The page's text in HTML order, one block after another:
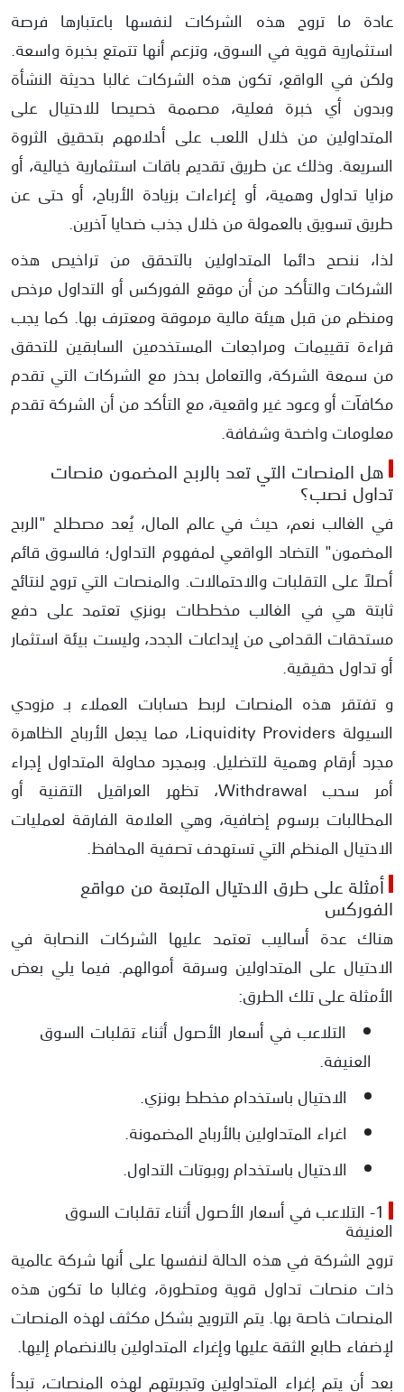
عادة ما تروج هذه الشركات لنفسها باعتبارها فرصة
استثمارية قوية في السوق، وتزعم أنها تتمتع بخبرة واسعة.
ولكن في الواقع، تكون هذه الشركات غالبا حديثة النشأة
وبدون أي خبرة فعلية، مصممة خصيصا للاحتيال على
المتداولين من خلال اللعب على أحلامهم بتحقيق الثروة
السريعة. وذلك عن طريق تقديم باقات استثمارية خيالية، أو
مزايا تداول وهمية، أو إغراءات بزيادة الأرباح، أو حتى عن
طريق تسويق بالعمولة من خلال جذب ضحايا آخرين.
لذا، ننصح دائما المتداولين بالتحقق من تراخيص هذه
الشركات والتأكد من أن موقع الفوركس أو التداول مرخص
ومنظم من قبل هيئة مالية مرموقة ومعترف بها. كما يجب
قراءة تقييمات ومراجعات المستخدمين السابقين للتحقق
من سمعة الشركة، والتعامل بحذر مع الشركات التي تقدم
مكافآت أو وعود غير واقعية، مع التأكد من أن الشركة تقدم
معلومات واضحة وشفافة.
هل المنصات التي تعد بالربح المضمون ​منصات
تداول نصب؟
في الغالب نعم، حيث في عالم المال، يُعد مصطلح "الربح
المضمون" التضاد الواقعي لمفهوم التداول؛ فالسوق قائم
أصلاً على التقلبات والاحتمالات. والمنصات التي تروج لنتائج
ثابتة هي في الغالب مخططات بونزي تعتمد على دفع
مستحقات القدامى من إيداعات الجدد، وليست بيئة استثمار
أو تداول حقيقية.
و ​تفتقر هذه المنصات لربط حسابات العملاء بـ مزودي
السيولة Liquidity Providers، مما يجعل الأرباح الظاهرة
مجرد أرقام وهمية للتضليل. وبمجرد محاولة المتداول إجراء
أمر سحب Withdrawal، تظهر العراقيل التقنية أو
المطالبات برسوم إضافية، وهي العلامة الفارقة لعمليات
الاحتيال المنظم التي تستهدف تصفية المحافظ.
أمثلة على طرق الاحتيال المتبعة من مواقع
الفوركس
هناك عدة أساليب تعتمد عليها الشركات النصابة في
الاحتيال على المتداولين وسرقة أموالهم. فيما يلي بعض
الأمثلة على تلك الطرق:
التلاعب في أسعار الأصول أثناء تقلبات السوق
العنيفة.
الاحتيال باستخدام مخطط بونزي.
اغراء المتداولين بالأرباح المضمونة.
الاحتيال باستخدام روبوتات التداول.
1- التلاعب في أسعار الأصول أثناء تقلبات السوق
العنيفة
تروج الشركة في هذه الحالة لنفسها على أنها شركة عالمية
ذات منصات تداول قوية ومتطورة، وغالبا ما تكون هذه
المنصات خاصة بها. يتم الترويج بشكل مكثف لهذه المنصات
لإضفاء طابع الثقة عليها وإغراء المتداولين بالانضمام إليها.
بعد أن يتم إغراء المتداولين وتجربتهم لهذه المنصات، تبدأ